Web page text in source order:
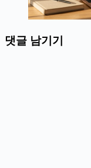
댓글 남기기